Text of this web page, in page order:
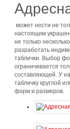
может нести не
настоящим
не только
разработать
таблички. Выбор
ограничивается
составляющей. У
табличку круглой
форм и размеров.